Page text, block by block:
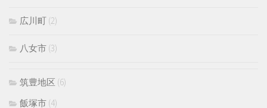
広川町 (2)
八女市 (3)
筑豊地区 (6)
飯塚市 (4)